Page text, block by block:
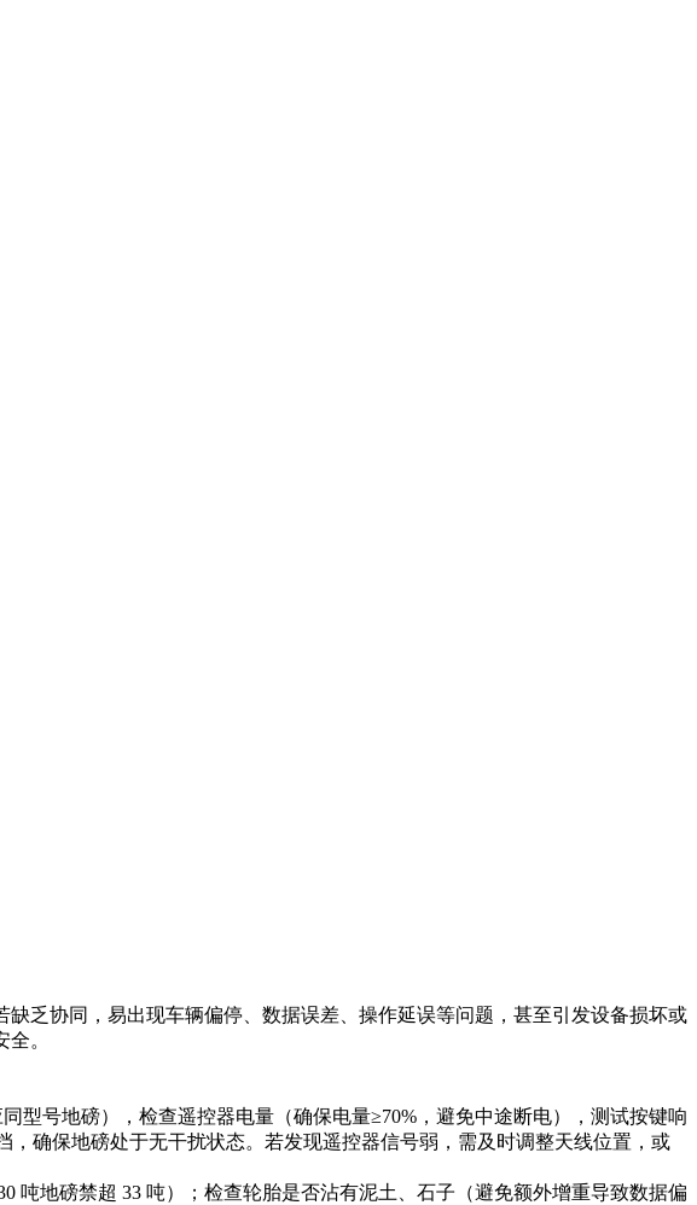
乏协同，易出现车辆偏停、数据误差、操作延误等问题，甚至引发设备损坏或
。​
型号地磅），检查遥控器电量（确保电量≥70%，避免中途断电），测试按键响
，确保地磅处于无干扰状态。若发现遥控器信号弱，需及时调整天线位置，或
吨地磅禁超 33 吨）；检查轮胎是否沾有泥土、石子（避免额外增重导致数据偏